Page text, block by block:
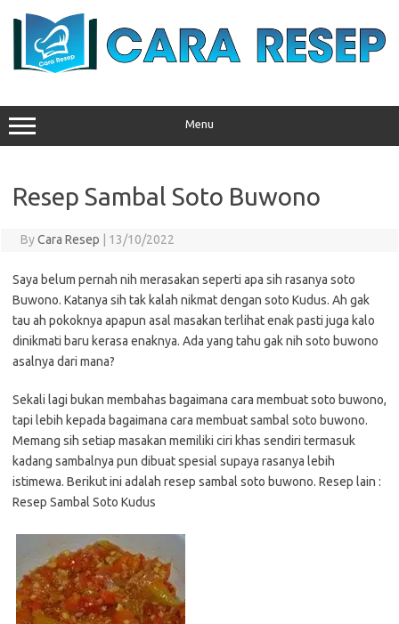
Menu
Resep Sambal Soto Buwono
ByCara Resep 13/10/2022
Saya belum pernah nih merasakan seperti apa sih rasanya soto
Buwono. Katanya sih tak kalah nikmat dengan soto Kudus. Ah gak
tau ah pokoknya apapun asal masakan terlihat enak pasti juga kalo
dinikmati baru kerasa enaknya. Ada yang tahu gak nih soto buwono
asalnya dari mana?
Sekali lagi bukan membahas bagaimana cara membuat soto buwono,
tapi lebih kepada bagaimana cara membuat sambal soto buwono.
Memang sih setiap masakan memiliki ciri khas sendiri termasuk
kadang sambalnya pun dibuat spesial supaya rasanya lebih
istimewa. Berikut ini adalah resep sambal soto buwono. Resep lain :
Resep Sambal Soto Kudus